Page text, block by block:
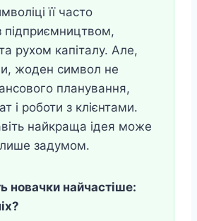
її часто
підприємництвом,
рухом капіталу. Але,
жоден символ не
планування,
і роботи з клієнтами.
найкраща ідея може
задумом.
новачки найчастіше: